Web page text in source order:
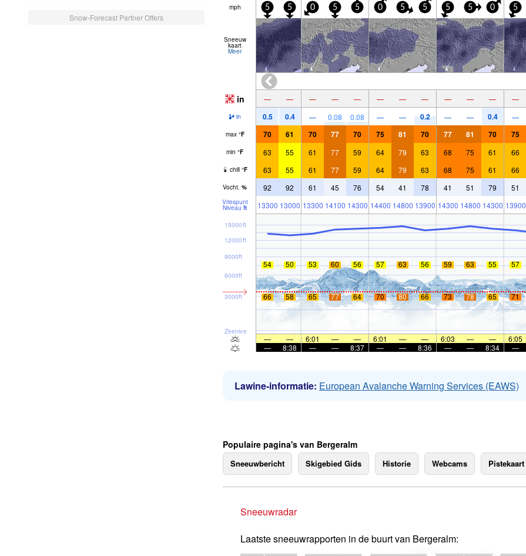
Snow-Forecast Partner Offers
mph 5 5 0 5 5 0 5 5 5 5 0 5
Sneeuw
kaart
Meer
in — — — — — — — — — — — —
in 0.5 0.4 — 0.08 0.08 — — 0.2 — — 0.4 —
max °F 70 61 70 77 70 75 81 70 77 81 70 75
min °F 63 55 61 77 59 64 79 63 68 75 61 66
chill °F 63 55 61 77 59 64 79 63 68 75 61 66
Vocht. % 92 92 61 45 76 54 41 78 41 51 79 51
Vriespunt
Niveau ft 13300 13000 13300 14100 14300 14400 14800 13900 14300 14800 14300 13900
Zeeniveau
3000ft
6000ft
9000ft
12000ft
15000ft
54 50 53 60 56 57 63 56 59 63 55 57
66 58 65 77 64 70 80 66 73 78 65 71
— — 6:01 — — 6:01 — — 6:03 — — 6:05
—
8:38 — — 8:37 — — 8:36 — — 8:34 —
Lawine-informatie: European Avalanche Warning Services (EAWS)
Populaire pagina's van Bergeralm
Sneeuwbericht Skigebied Gids Historie Webcams Pistekaart
Sneeuwradar
Laatste sneeuwrapporten in de buurt van Bergeralm: